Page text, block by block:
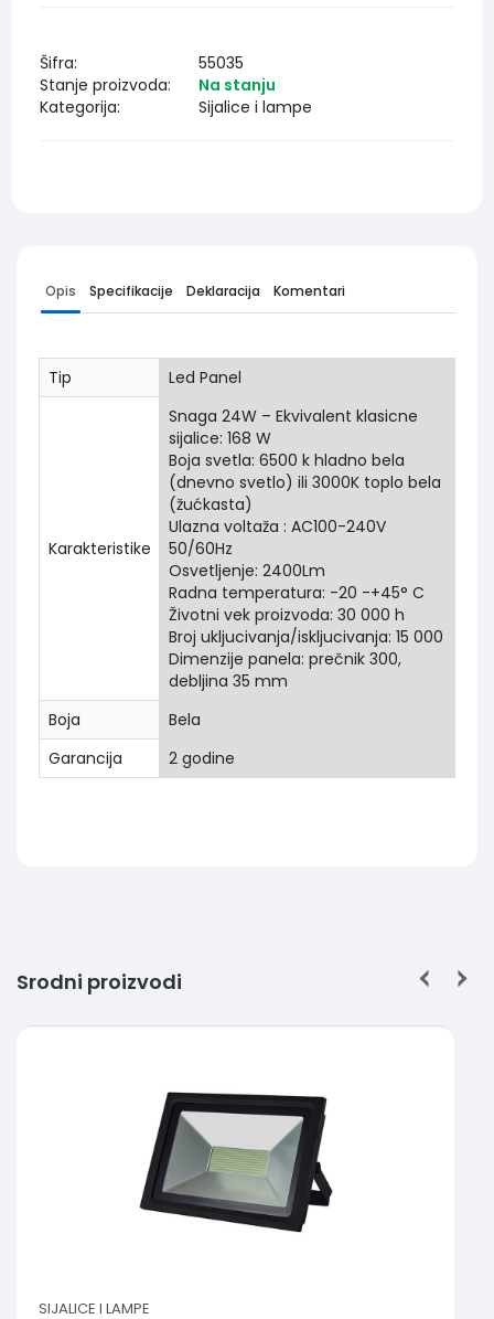
Šifra:
55035
Stanje proizvoda:
Na stanju
Kategorija:
Sijalice i lampe
Opis Specifikacije Deklaracija Komentari
Tip Led Panel
Karakteristike
Snaga 24W – Ekvivalent klasicne
sijalice: 168 W
Boja svetla: 6500 k hladno bela
(dnevno svetlo) ili 3000K toplo bela
(žućkasta)
Ulazna voltaža : AC100-240V
50/60Hz
Osvetljenje: 2400Lm
Radna temperatura: -20 -+45° C
Životni vek proizvoda: 30 000 h
Broj ukljucivanja/iskljucivanja: 15 000
Dimenzije panela: prečnik 300,
debljina 35 mm
Boja
Bela
Garancija
2 godine
Srodni proizvodi
SIJALICE I LAMPE